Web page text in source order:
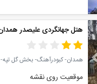
Previous
هتل جهانگردی علیصدر
همدان- کبودرآهنگ- بخش گل
موقعیت روی نقشه